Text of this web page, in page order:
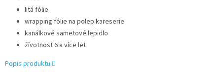
litá fólie
wrapping fólie na polep kareserie
kanálkové sametové lepidlo
žívotnost 6 a více let
Popis produktu